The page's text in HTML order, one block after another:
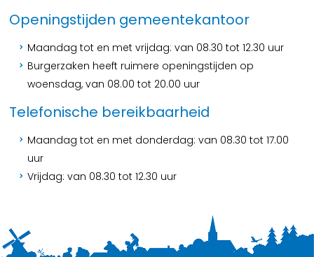
Openingstijden gemeentekantoor
Maandag tot en met vrijdag: van 08.30 tot 12.30 uur
Burgerzaken heeft ruimere openingstijden op
woensdag, van 08.00 tot 20.00 uur
Telefonische bereikbaarheid
Maandag tot en met donderdag: van 08.30 tot 17.00
uur
Vrijdag: van 08.30 tot 12.30 uur